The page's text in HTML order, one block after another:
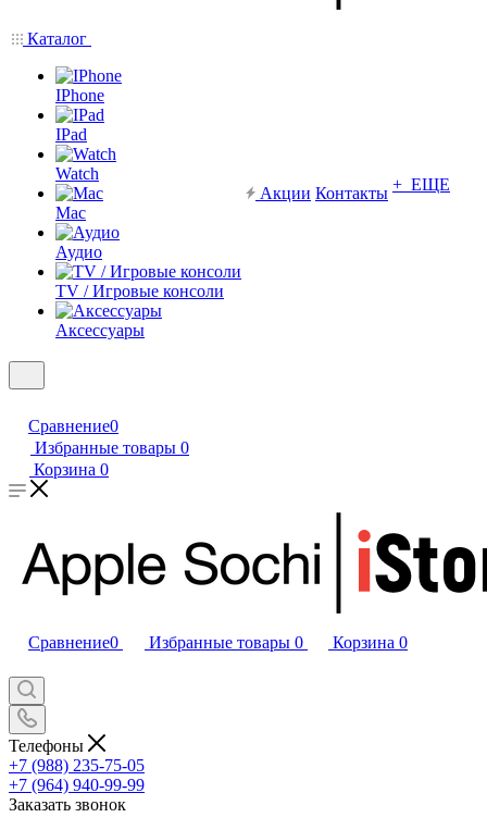
Каталог
IPhone
IPad
Watch
Mac
Аудио
TV / Игровые консоли
Аксессуары
Акции Контакты + ЕЩЕ
Сравнение0
Избранные товары 0
Корзина 0
Сравнение0 Избранные товары 0 Корзина 0
Телефоны
+7 (988) 235-75-05
+7 (964) 940-99-99
Заказать звонок